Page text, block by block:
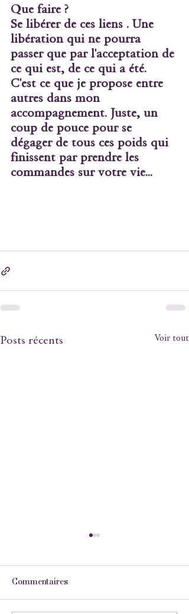
Que faire ?
Se libérer de ces liens . Une
libération qui ne pourra
passer que par l'acceptation de
ce qui est, de ce qui a été.
C'est ce que je propose entre
autres dans mon
accompagnement. Juste, un
coup de pouce pour se
dégager de tous ces poids qui
finissent par prendre les
commandes sur votre vie...
Posts récents Voir tout
Commentaires